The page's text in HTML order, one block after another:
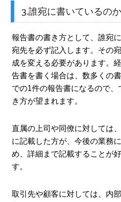
3.誰宛に書いているのか
報告書の書き方として、誰宛
宛先を必ず記入します。その
成を変える必要があります。
告書を書く場合は、数多くの
での1件の報告書になるので
き方が望まれます。
直属の上司や同僚に対しては
に記載した方が、今後の業務
め、詳細まで記載することが
す。
取引先や顧客に対しては、内